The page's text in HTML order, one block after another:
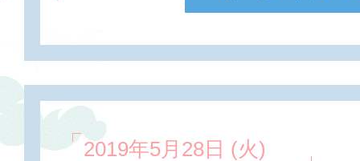
2019年5月28日 (火)